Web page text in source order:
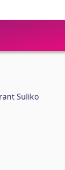
Suliko